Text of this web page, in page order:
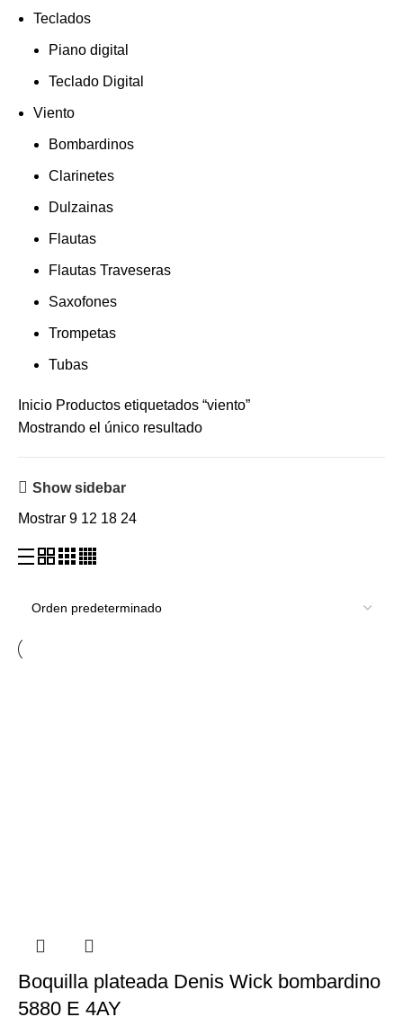
Teclados
Piano digital
Teclado Digital
Viento
Bombardinos
Clarinetes
Dulzainas
Flautas
Flautas Traveseras
Saxofones
Trompetas
Tubas
Inicio Productos etiquetados “viento”
Mostrando el único resultado
Show sidebar
Mostrar 9 12 18 24
Boquilla plateada Denis Wick bombardino
5880 E 4AY